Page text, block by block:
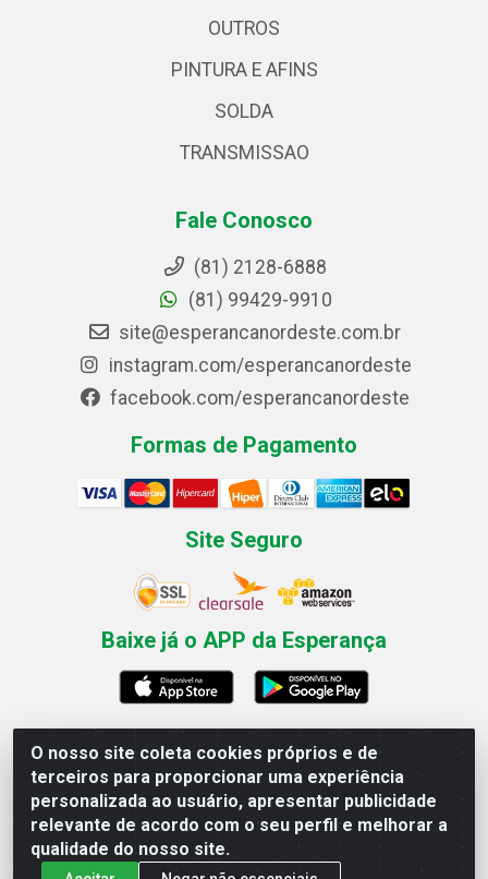
O nosso site coleta cookies próprios e de
terceiros para proporcionar uma experiência
personalizada ao usuário, apresentar publicidade
relevante de acordo com o seu perfil e melhorar a
qualidade do nosso site.
OUTROS
PINTURA E AFINS
SOLDA
TRANSMISSAO
Fale Conosco
(81) 2128-6888
(81) 99429-9910
site@esperancanordeste.com.br
instagram.com/esperancanordeste
facebook.com/esperancanordeste
Formas de Pagamento
Site Seguro
Baixe já o APP da Esperança
Esperança Nordeste - Rua Professor Caldas Filho, 291 -
Estância - Recife / PE CEP: 50771-335 - CNPJ
03.666.136/0001-23